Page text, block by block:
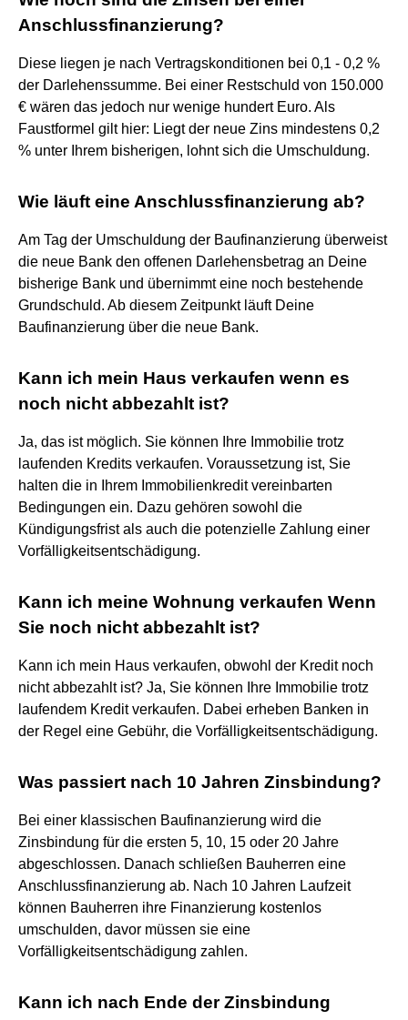
Anschlussfinanzierung?
Diese liegen je nach Vertragskonditionen bei 0,1 - 0,2 %
der Darlehenssumme. Bei einer Restschuld von 150.000
€ wären das jedoch nur wenige hundert Euro. Als
Faustformel gilt hier: Liegt der neue Zins mindestens 0,2
% unter Ihrem bisherigen, lohnt sich die Umschuldung.
Wie läuft eine Anschlussfinanzierung ab?
Am Tag der Umschuldung der Baufinanzierung überweist
die neue Bank den offenen Darlehensbetrag an Deine
bisherige Bank und übernimmt eine noch bestehende
Grundschuld. Ab diesem Zeitpunkt läuft Deine
Baufinanzierung über die neue Bank.
Kann ich mein Haus verkaufen wenn es
noch nicht abbezahlt ist?
Ja, das ist möglich. Sie können Ihre Immobilie trotz
laufenden Kredits verkaufen. Voraussetzung ist, Sie
halten die in Ihrem Immobilienkredit vereinbarten
Bedingungen ein. Dazu gehören sowohl die
Kündigungsfrist als auch die potenzielle Zahlung einer
Vorfälligkeitsentschädigung.
Kann ich meine Wohnung verkaufen Wenn
Sie noch nicht abbezahlt ist?
Kann ich mein Haus verkaufen, obwohl der Kredit noch
nicht abbezahlt ist? Ja, Sie können Ihre Immobilie trotz
laufendem Kredit verkaufen. Dabei erheben Banken in
der Regel eine Gebühr, die Vorfälligkeitsentschädigung.
Was passiert nach 10 Jahren Zinsbindung?
Bei einer klassischen Baufinanzierung wird die
Zinsbindung für die ersten 5, 10, 15 oder 20 Jahre
abgeschlossen. Danach schließen Bauherren eine
Anschlussfinanzierung ab. Nach 10 Jahren Laufzeit
können Bauherren ihre Finanzierung kostenlos
umschulden, davor müssen sie eine
Vorfälligkeitsentschädigung zahlen.
Kann ich nach Ende der Zinsbindung